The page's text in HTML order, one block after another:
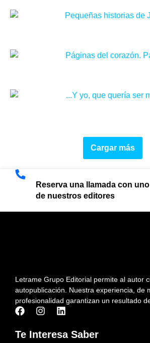
Cargar más
Reserva una llamada con uno
de nuestros editores
Letrame Grupo Editorial permite al autor
autopublicación. Nuestra experiencia, de
profesionalidad garantizan un resultado
Te Interesa Saber